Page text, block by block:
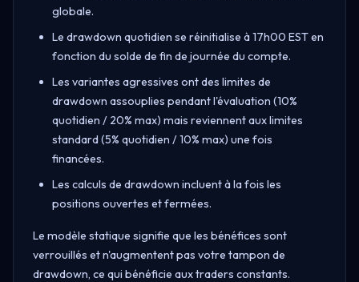
globale.
Le drawdown quotidien se réinitialise à 17h00 EST en
fonction du solde de fin de journée du compte.
Les variantes agressives ont des limites de
drawdown assouplies pendant l'évaluation (10%
quotidien / 20% max) mais reviennent aux limites
standard (5% quotidien / 10% max) une fois
financées.
Les calculs de drawdown incluent à la fois les
positions ouvertes et fermées.
Le modèle statique signifie que les bénéfices sont
verrouillés et n'augmentent pas votre tampon de
drawdown, ce qui bénéficie aux traders constants.